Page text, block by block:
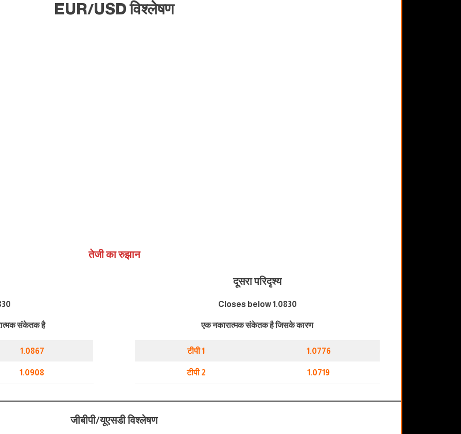
EUR/USD विश्लेषण
तेजी का रुझान
संकेतक है
1.0867
1.0908
दूसरा परिदृश्य
Closes below 1.0830
एक नकारात्मक संकेतक है जिसके कारण
टीपी 1 1.0776
टीपी 2 1.0719
जीबीपी/यूएसडी विश्लेषण